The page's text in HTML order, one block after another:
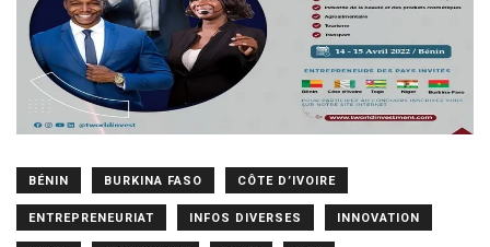
BÉNIN BURKINA FASO CÔTE D’IVOIRE
ENTREPRENEURIAT INFOS DIVERSES INNOVATION